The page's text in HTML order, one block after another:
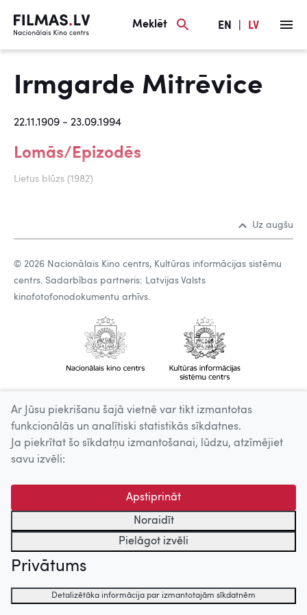
Meklēt EN LV
Irmgarde Mitrēvice
22.11.1909 - 23.09.1994
Lomās/Epizodēs
Lietus blūzs (1982)
Uz augšu
© 2026 Nacionālais Kino centrs, Kultūras informācijas sistēmu
centrs. Sadarbības partneris: Latvijas Valsts
kinofotofonodokumentu arhīvs.
Ar Jūsu piekrišanu šajā vietnē var tikt izmantotas
funkcionālās un analītiski statistikās sīkdatnes.
Ja piekrītat šo sīkdatņu izmantošanai, lūdzu, atzīmējiet
savu izvēli:
Apstiprināt
Noraidīt
Pielāgot izvēli
Privātums
Detalizētāka informācija par izmantotajām sīkdatnēm